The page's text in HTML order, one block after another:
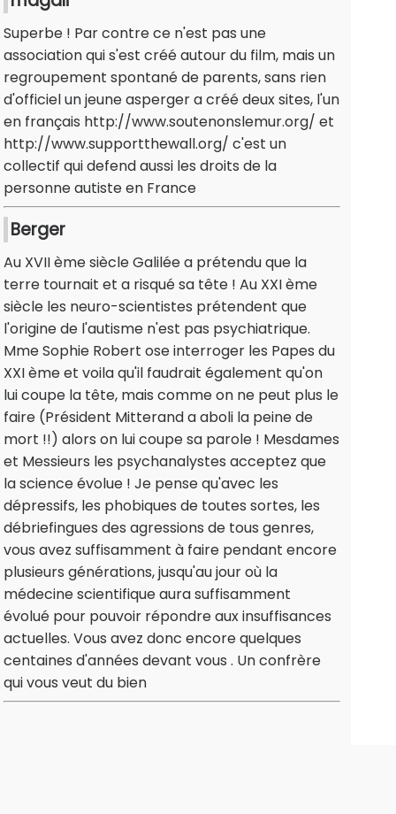
Superbe ! Par contre ce n'est pas une
association qui s'est créé autour du film, mais un
regroupement spontané de parents, sans rien
d'officiel un jeune asperger a créé deux sites, l'un
en français http://www.soutenonslemur.org/ et
http://www.supportthewall.org/ c'est un
collectif qui defend aussi les droits de la
personne autiste en France
Berger
Au XVII ème siècle Galilée a prétendu que la
terre tournait et a risqué sa tête ! Au XXI ème
siècle les neuro-scientistes prétendent que
l'origine de l'autisme n'est pas psychiatrique.
Mme Sophie Robert ose interroger les Papes du
XXI ème et voila qu'il faudrait également qu'on
lui coupe la tête, mais comme on ne peut plus le
faire (Président Mitterand a aboli la peine de
mort !!) alors on lui coupe sa parole ! Mesdames
et Messieurs les psychanalystes acceptez que
la science évolue ! Je pense qu'avec les
dépressifs, les phobiques de toutes sortes, les
débriefingues des agressions de tous genres,
vous avez suffisamment à faire pendant encore
plusieurs générations, jusqu'au jour où la
médecine scientifique aura suffisamment
évolué pour pouvoir répondre aux insuffisances
actuelles. Vous avez donc encore quelques
centaines d'années devant vous . Un confrère
qui vous veut du bien